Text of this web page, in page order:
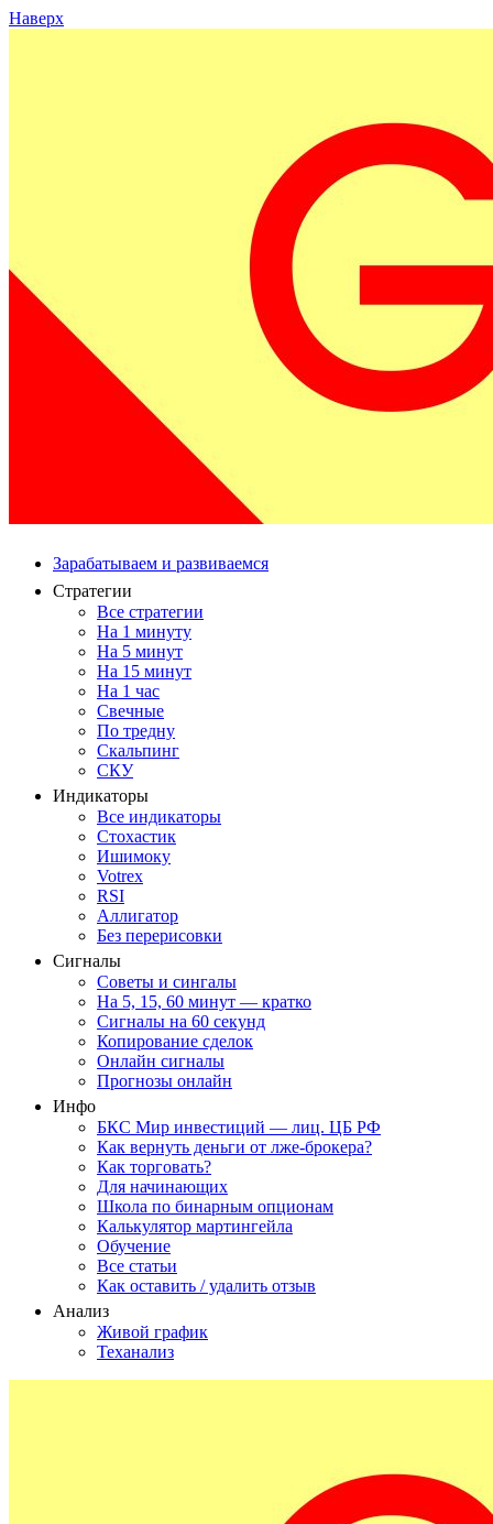
Наверх
Зарабатываем и развиваемся
Стратегии
Все стратегии
На 1 минуту
На 5 минут
На 15 минут
На 1 час
Свечные
По тредну
Скальпинг
СКУ
Индикаторы
Все индикаторы
Стохастик
Ишимоку
Votrex
RSI
Аллигатор
Без перерисовки
Сигналы
Советы и сингалы
На 5, 15, 60 минут — кратко
Сигналы на 60 секунд
Копирование сделок
Онлайн сигналы
Прогнозы онлайн
Инфо
БКС Мир инвестиций — лиц. ЦБ РФ
Как вернуть деньги от лже-брокера?
Как торговать?
Для начинающих
Школа по бинарным опционам
Калькулятор мартингейла
Обучение
Все статьи
Как оставить / удалить отзыв
Анализ
Живой график
Теханализ